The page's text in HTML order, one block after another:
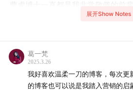
曹虎博士一直都是我非常敬佩的前
勒，是科特勒咨询集团在中国三号
科特勒在营销界的鼻祖地位不用多
特勒的《市场营销管理》长大的，
下，这本书这么多年一直在更新，
展开Show Notes
葛一梵
2025.3.26
我好喜欢温柔一刀的博客，每次更
的博客也可以说是我踏入营销的启